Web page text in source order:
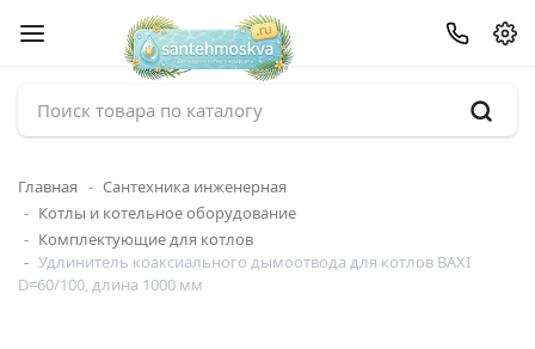
Главная
Сантехника инженерная
Котлы и котельное оборудование
Комплектующие для котлов
Удлинитель коаксиального дымоотвода для котлов BAXI
D=60/100, длина 1000 мм